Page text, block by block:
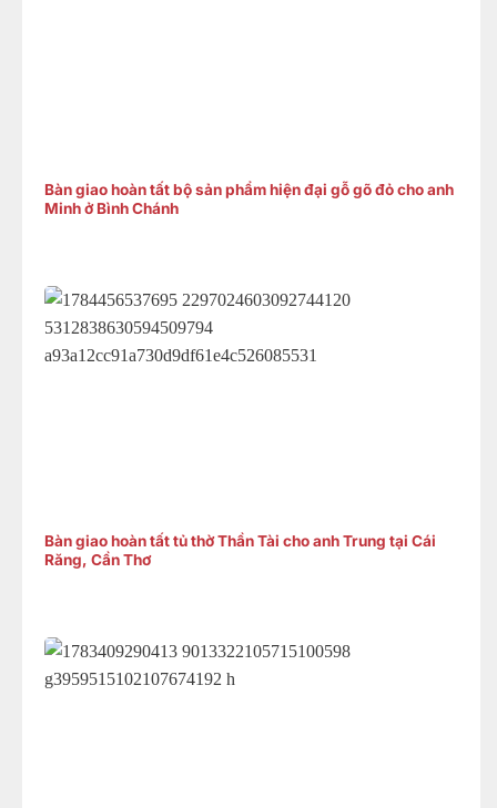
Bàn giao hoàn tất bộ sản phẩm hiện đại gỗ gõ đỏ cho anh
Minh ở Bình Chánh
Bàn giao hoàn tất tủ thờ Thần Tài cho anh Trung tại Cái
Răng, Cần Thơ